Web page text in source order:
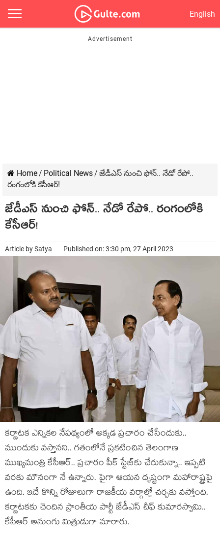
English
Home/ Political News/ జేడీఎస్ నుంచి ఫోన్‌.. నేడో రేపో..
రంగంలోకి కేసీఆర్‌!
జేడీఎస్ నుంచి ఫోన్‌.. నేడో రేపో.. రంగంలోకి
కేసీఆర్‌!
Article bySatya Published on: 3:30 pm, 27 April 2023
క‌ర్ణాట‌క ఎన్నిక‌ల నేప‌థ్యంలో అక్క‌డ ప్ర‌చారం చేసేందుకు..
ముందుకు వ‌స్తాన‌ని.. గ‌తంలోనే ప్ర‌క‌టించిన తెలంగాణ
ముఖ్య‌మంత్రి కేసీఆర్.. ప్ర‌చారం పీక్ స్టేజ్‌కు చేరుకున్నా.. ఇప్ప‌టి
వ‌ర‌కు మౌనంగా నే ఉన్నారు. పైగా ఆయ‌న దృష్టంగా మ‌హారాష్ట్ర‌పై
ఉంది. ఇదే కొన్ని రోజులుగా రాజ‌కీయ వ‌ర్గాల్లో చ‌ర్చ‌కు వ‌స్తోంది.
క‌ర్ణాట‌క‌కు చెందిన ప్రాంతీయ పార్టీ జేడీఎస్ చీఫ్ కుమార‌స్వామి..
కేసీఆర్ అనుంగు మిత్రుడుగా మారారు.